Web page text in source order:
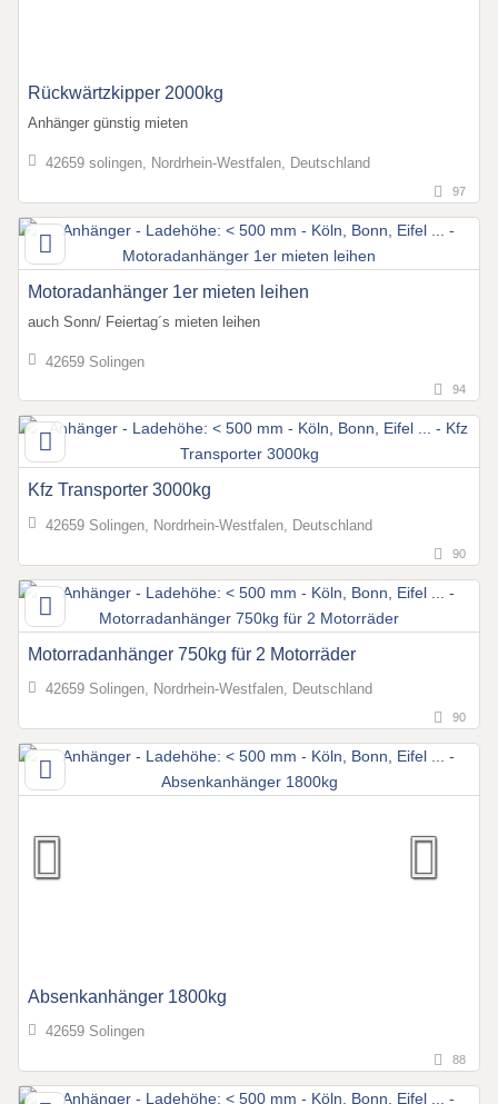
Rückwärtzkipper 2000kg
Anhänger günstig mieten
42659 solingen, Nordrhein-Westfalen, Deutschland
97
Motoradanhänger 1er mieten leihen
auch Sonn/ Feiertag´s mieten leihen
42659 Solingen
94
Kfz Transporter 3000kg
42659 Solingen, Nordrhein-Westfalen, Deutschland
90
Motorradanhänger 750kg für 2 Motorräder
42659 Solingen, Nordrhein-Westfalen, Deutschland
90
Absenkanhänger 1800kg
42659 Solingen
88